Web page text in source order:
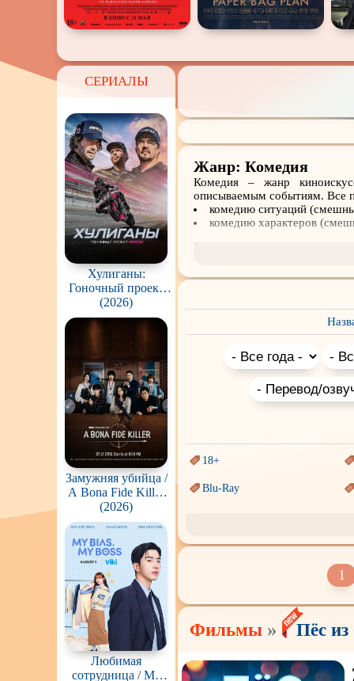
СЕРИАЛЫ
Хулиганы:
Гоночный проект
ARCH / Hooligans:
The ARCH Racing
Project
(2026)
Замужняя убийца /
A Bona Fide Killer
(Yubunyeo killeo)
(2026)
Любимая
сотрудница / My
Жанр: Комедия
Комедия – жанр
описываемым событиям. Все
комедию ситуаций (смешны
комедию характеров
Причем это необязательно
или мультфильмы для детей
просмотра, другие,
В нашей подборке
зарубежные комедийные
18+
Blu-Ray
Аниме
Параллельные миры
Пеплум
1
Фильмы » Пёс